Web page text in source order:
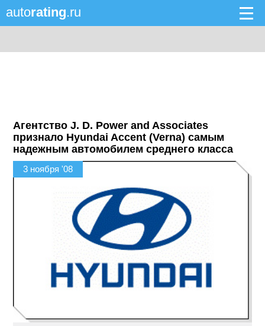
autorating.ru
Агентство J. D. Power and Associates
признало Hyundai Accent (Verna) самым
надежным автомобилем среднего класса
3 ноября '08